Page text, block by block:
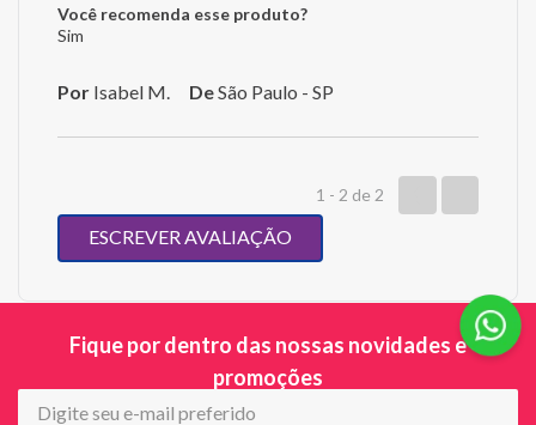
Você recomenda esse produto?
Sim
Por Isabel M. DeSão Paulo - SP
1 - 2 de 2
ESCREVER AVALIAÇÃO
Fique por dentro das nossas novidades e
promoções